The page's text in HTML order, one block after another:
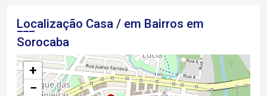
Localização Casa / em Bairros em
Sorocaba
+
−